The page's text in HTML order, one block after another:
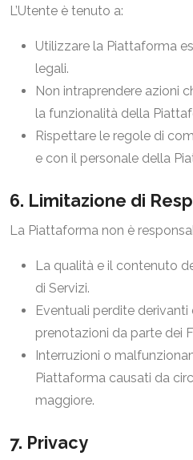
L’Utente è tenuto a:
Utilizzare la Piattaforma
legali.
Non intraprendere azioni
la funzionalità della
Rispettare le regole di
e con il personale della
6. Limitazione di
La Piattaforma non è
La qualità e il contenuto
di Servizi.
Eventuali perdite derivanti
prenotazioni da parte dei
Interruzioni o
Piattaforma causati da
maggiore.
7. Privacy